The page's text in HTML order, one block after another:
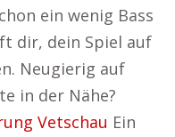
ein wenig Bass
dir, dein Spiel auf
Neugierig auf
in der Nähe?
Vetschau Ein